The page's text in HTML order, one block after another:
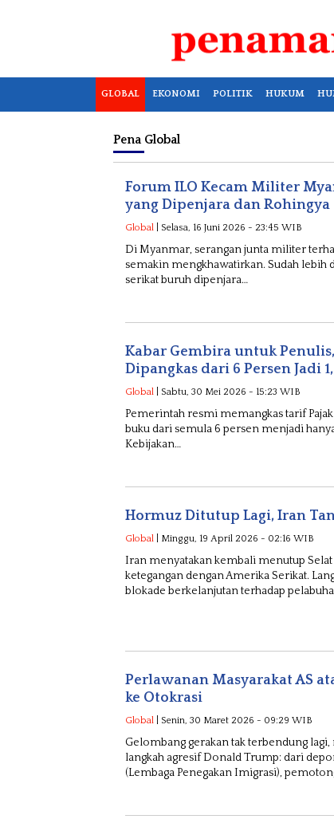
GLOBAL EKONOMI POLITIK HUKUM
Pena Global
Forum ILO Kecam Militer
yang Dipenjara dan Rohingya
Global | Selasa, 16 Juni 2026 - 23:45 WIB
Di Myanmar, serangan junta militer
semakin mengkhawatirkan. Sudah lebih
serikat buruh dipenjara…
Kabar Gembira untuk
Dipangkas dari 6 Persen Jadi
Global | Sabtu, 30 Mei 2026 - 15:23 WIB
Pemerintah resmi memangkas tarif
buku dari semula 6 persen menjadi
Kebijakan…
Hormuz Ditutup Lagi, Iran
Global | Minggu, 19 April 2026 - 02:16 WIB
Iran menyatakan kembali menutup
ketegangan dengan Amerika Serikat.
blokade berkelanjutan terhadap
Perlawanan Masyarakat AS
ke Otokrasi
Global | Senin, 30 Maret 2026 - 09:29 WIB
Gelombang gerakan tak terbendung lagi,
langkah agresif Donald Trump: dari
(Lembaga Penegakan Imigrasi),